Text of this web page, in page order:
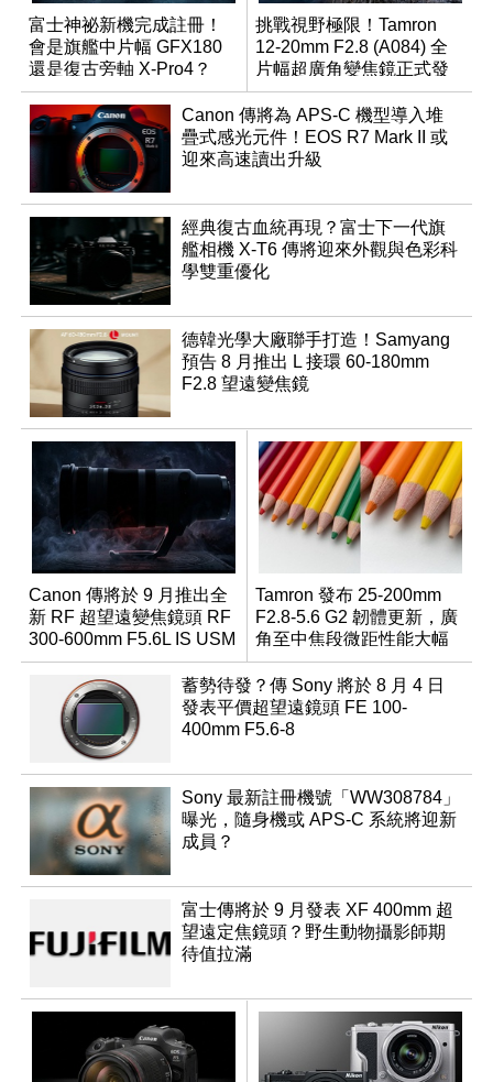
富士神祕新機完成註冊！
會是旗艦中片幅 GFX180
還是復古旁軸 X-Pro4？
挑戰視野極限！Tamron
12-20mm F2.8 (A084) 全
片幅超廣角變焦鏡正式發
表
Canon 傳將為 APS-C 機型導入堆
疊式感光元件！EOS R7 Mark II 或
迎來高速讀出升級
經典復古血統再現？富士下一代旗
艦相機 X-T6 傳將迎來外觀與色彩科
學雙重優化
德韓光學大廠聯手打造！Samyang
預告 8 月推出 L 接環 60-180mm
F2.8 望遠變焦鏡
Canon 傳將於 9 月推出全
新 RF 超望遠變焦鏡頭 RF
300-600mm F5.6L IS USM
Tamron 發布 25-200mm
F2.8-5.6 G2 韌體更新，廣
角至中焦段微距性能大幅
升級
蓄勢待發？傳 Sony 將於 8 月 4 日
發表平價超望遠鏡頭 FE 100-
400mm F5.6-8
Sony 最新註冊機號「WW308784」
曝光，隨身機或 APS-C 系統將迎新
成員？
富士傳將於 9 月發表 XF 400mm 超
望遠定焦鏡頭？野生動物攝影師期
待值拉滿